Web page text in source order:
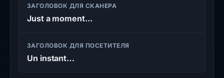
ЗАГОЛОВОК ДЛЯ СКАНЕРА
Just a moment...
ЗАГОЛОВОК ДЛЯ ПОСЕТИТЕЛЯ
Un instant…